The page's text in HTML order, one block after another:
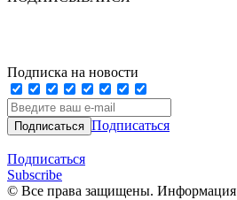
Подписка на новости
Подписаться
Подписаться
Subscribe
© Все права защищены. Информация